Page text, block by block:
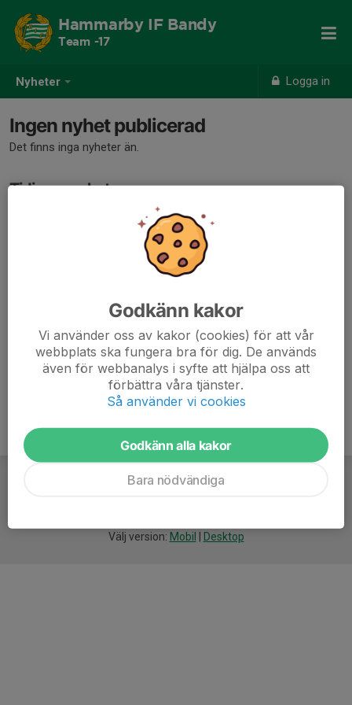
Nyheter Logga in
Hammarby IF Bandy
Team -17
Ingen nyhet publicerad
Det finns inga nyheter än.
Tidigare nyheter
Det finns inga tidigare nyheter
Välj version: Mobil Desktop
Godkänn kakor
Vi använder oss av kakor (cookies) för att vår
webbplats ska fungera bra för dig. De används
även för webbanalys i syfte att hjälpa oss att
förbättra våra tjänster.
Så använder vi cookies
Godkänn alla kakor
Bara nödvändiga